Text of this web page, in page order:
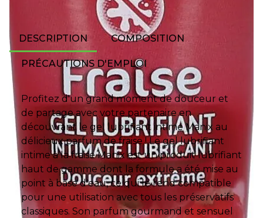
DESCRIPTION COMPOSITION
PRÉCAUTIONS D'EMPLOI
Profitez d'un grand moment de douceur et
de partage avec votre partenaire en
découvrant le gel lubrifiant intime Manix au
délicieux parfum de fraise ! Le gel lubrifiant
intime à la fraise Manix est un produit lubrifiant
haut de gamme dont la formule a été mise au
point à base d'eau, ce qui le rend compatible
pour une utilisation avec tous les préservatifs
classiques. Son parfum gourmand et sensuel